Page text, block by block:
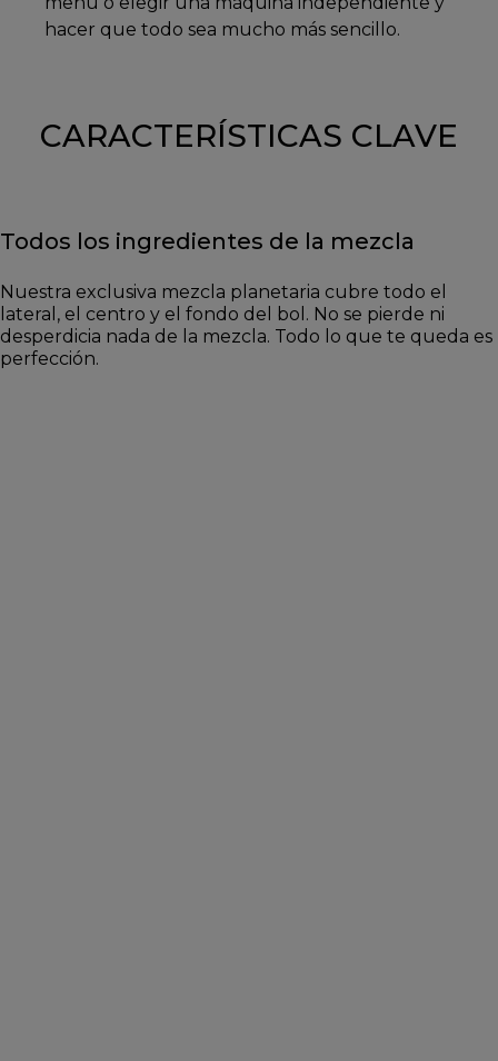
hacer que todo sea mucho más sencillo.
CARACTERÍSTICAS CLAVE
Todos los ingredientes de la mezcla
Nuestra exclusiva mezcla planetaria cubre todo el
lateral, el centro y el fondo del bol. No se pierde ni
desperdicia nada de la mezcla. Todo lo que te queda es
perfección.